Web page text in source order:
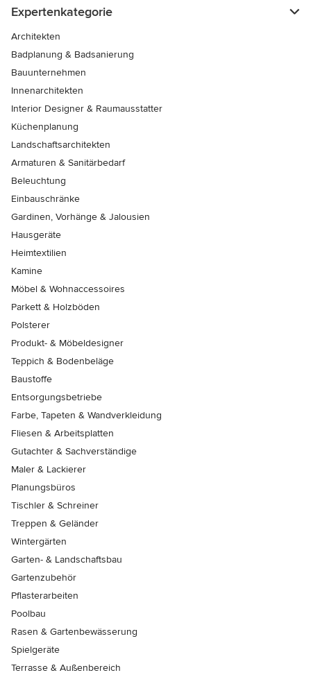
Expertenkategorie
Architekten
Badplanung & Badsanierung
Bauunternehmen
Innenarchitekten
Interior Designer & Raumausstatter
Küchenplanung
Landschaftsarchitekten
Armaturen & Sanitärbedarf
Beleuchtung
Einbauschränke
Gardinen, Vorhänge & Jalousien
Hausgeräte
Heimtextilien
Kamine
Möbel & Wohnaccessoires
Parkett & Holzböden
Polsterer
Produkt- & Möbeldesigner
Teppich & Bodenbeläge
Baustoffe
Entsorgungsbetriebe
Farbe, Tapeten & Wandverkleidung
Fliesen & Arbeitsplatten
Gutachter & Sachverständige
Maler & Lackierer
Planungsbüros
Tischler & Schreiner
Treppen & Geländer
Wintergärten
Garten- & Landschaftsbau
Gartenzubehör
Pflasterarbeiten
Poolbau
Rasen & Gartenbewässerung
Spielgeräte
Terrasse & Außenbereich